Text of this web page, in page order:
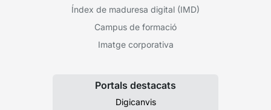
Índex de maduresa digital (IMD)
Campus de formació
Imatge corporativa
Portals destacats
Digicanvis